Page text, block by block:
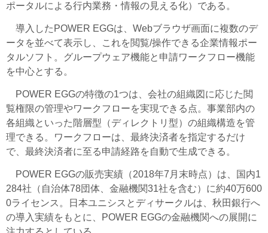
ポータルによる行内業務・情報の見える化）である。
導入したPOWER EGGは、Webブラウザ画面に複数のデ
ータを並べて表示し、これを閲覧/操作できる企業情報ポー
タルソフト。グループウェア機能と申請ワークフロー機能
を中心とする。
POWER EGGの特徴の1つは、会社の組織図に応じた閲
覧権限の管理やワークフローを実現できる点。事業部内の
各組織といった階層型（ディレクトリ型）の組織構造を管
理できる。ワークフローは、最終決済者を指定するだけ
で、最終決済者に至る申請経路を自動で生成できる。
POWER EGGの販売実績（2018年7月末時点）は、国内1
284社（自治体78団体、金融機関31社を含む）に約40万600
0ライセンス。日本ユニシスとディサークルは、秋田銀行へ
の導入実績をもとに、POWER EGGの金融機関への展開に